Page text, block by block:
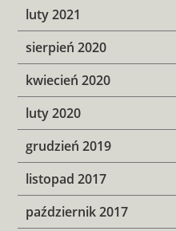
luty 2021
sierpień 2020
kwiecień 2020
luty 2020
grudzień 2019
listopad 2017
październik 2017